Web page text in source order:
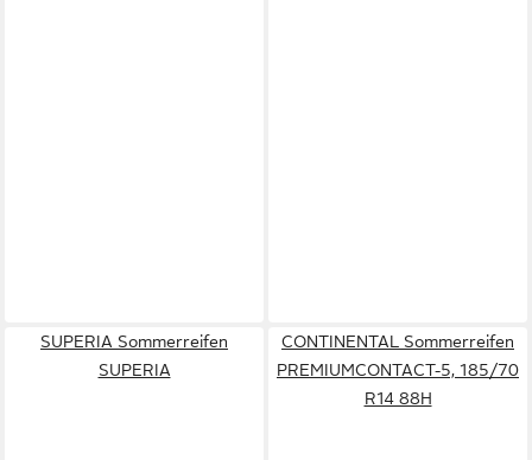
SUPERIA Sommerreifen
SUPERIA
CONTINENTAL Sommerreifen
PREMIUMCONTACT-5, 185/70
R14 88H